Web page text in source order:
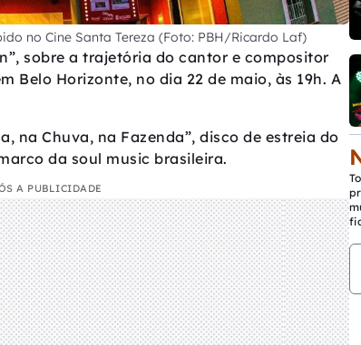
no Cine Santa Tereza (Foto: PBH/Ricardo Laf)
sobre a trajetória do cantor e compositor
Belo Horizonte, no dia 22 de maio, às 19h. A
na Chuva, na Fazenda”, disco de estreia do
da soul music brasileira.
A PUBLICIDADE